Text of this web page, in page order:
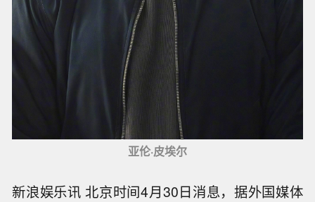
亚伦·皮埃尔
新浪娱乐讯 北京时间4月30日消息，据外国媒体